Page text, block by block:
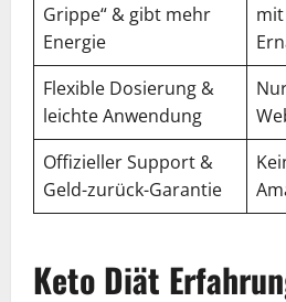
Grippe“ & gibt mehr
Energie
Flexible Dosierung &
leichte Anwendung
Offizieller Support &
Geld-zurück-Garantie
Keto Diät